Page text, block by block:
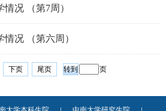
况 （第7周）
况 （第六周）
下页 尾页 页